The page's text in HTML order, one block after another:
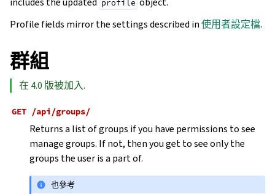
profile
Profile fields mirror the settings described in使用者設定檔.
群組
在 4.0 版被加入.
GET /api/groups/
Returns a list of groups if you have permissions to see
manage groups. If not, then you get to see only the
groups the user is a part of.
也參考